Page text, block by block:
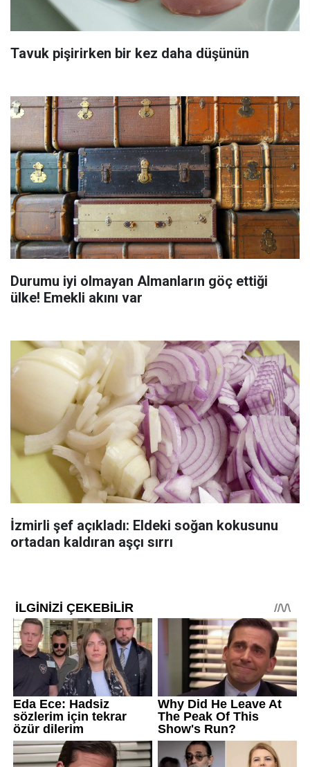
Tavuk pişirirken bir kez daha düşünün
Durumu iyi olmayan Almanların göç ettiği
ülke! Emekli akını var
İzmirli şef açıkladı: Eldeki soğan kokusunu
ortadan kaldıran aşçı sırrı